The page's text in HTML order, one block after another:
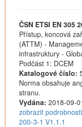
ČSN ETSI EN 305
Přístup, koncová
(ATTM) -
infrastruktury -
Podčást 1: DCEM
Katalogové číslo:
Norma obsahuje
stranu.
Vydána: 2018-09-
zobrazit
200-3-1 V1.1.1